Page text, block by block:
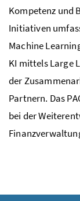
Kompetenz und
Initiativen
Machine
KI mittels Large
der
Partnern. Das
bei der